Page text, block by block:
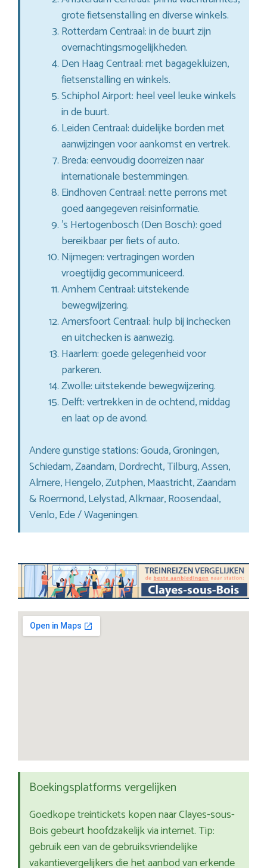
grote fietsenstalling en diverse winkels.
Rotterdam Centraal: in de buurt zijn
overnachtingsmogelijkheden.
Den Haag Centraal: met bagagekluizen,
fietsenstalling en winkels.
Schiphol Airport: heel veel leuke winkels
in de buurt.
Leiden Centraal: duidelijke borden met
aanwijzingen voor aankomst en vertrek.
Breda: eenvoudig doorreizen naar
internationale bestemmingen.
Eindhoven Centraal: nette perrons met
goed aangegeven reisinformatie.
’s Hertogenbosch (Den Bosch): goed
bereikbaar per fiets of auto.
Nijmegen: vertragingen worden
vroegtijdig gecommuniceerd.
Arnhem Centraal: uitstekende
bewegwijzering.
Amersfoort Centraal: hulp bij inchecken
en uitchecken is aanwezig.
Haarlem: goede gelegenheid voor
parkeren.
Zwolle: uitstekende bewegwijzering.
Delft: vertrekken in de ochtend, middag
en laat op de avond.
Andere gunstige stations: Gouda, Groningen,
Schiedam, Zaandam, Dordrecht, Tilburg, Assen,
Almere, Hengelo, Zutphen, Maastricht, Zaandam
& Roermond, Lelystad, Alkmaar, Roosendaal,
Venlo, Ede / Wageningen.
Boekingsplatforms vergelijken
Goedkope treintickets kopen naar Clayes-sous-
Bois gebeurt hoofdzakelijk via internet. Tip:
gebruik een van de gebruiksvriendelijke
vakantievergelijkers die het aanbod van erkende